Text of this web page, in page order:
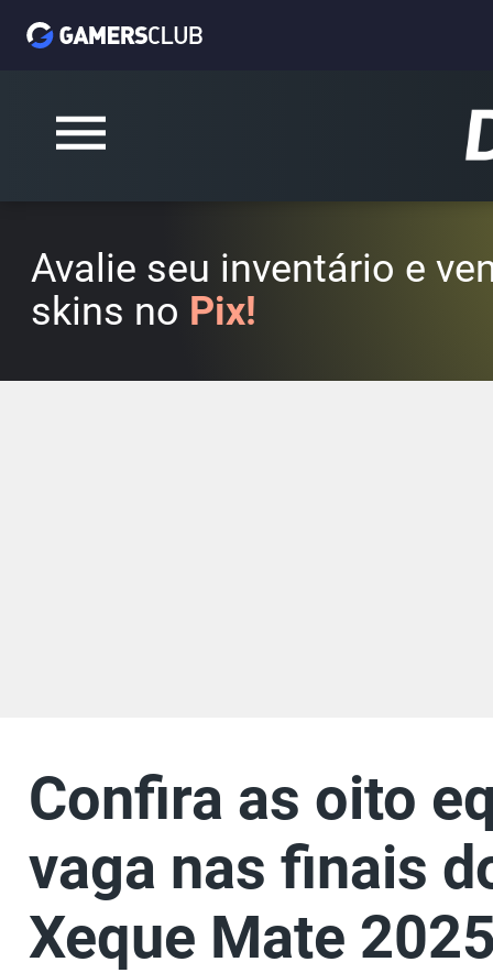
Avalie seu inventário e
skins no Pix!
Confira as oito
vaga nas finais
Xeque Mate